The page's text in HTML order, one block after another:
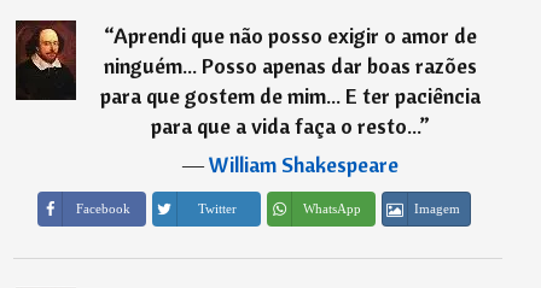
“Aprendi que não posso exigir o amor de
ninguém... Posso apenas dar boas razões
para que gostem de mim... E ter paciência
para que a vida faça o resto...”
―William Shakespeare
Facebook Twitter WhatsApp Imagem